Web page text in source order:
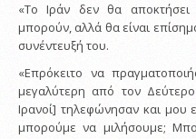
«Το Ιράν δεν θα
μπορούν, αλλά θα είναι
συνέντευξή του.
«Επρόκειτο να
μεγαλύτερη από τον
Ιρανοί] τηλεφώνησαν και μου
μπορούμε να μιλήσουμε;